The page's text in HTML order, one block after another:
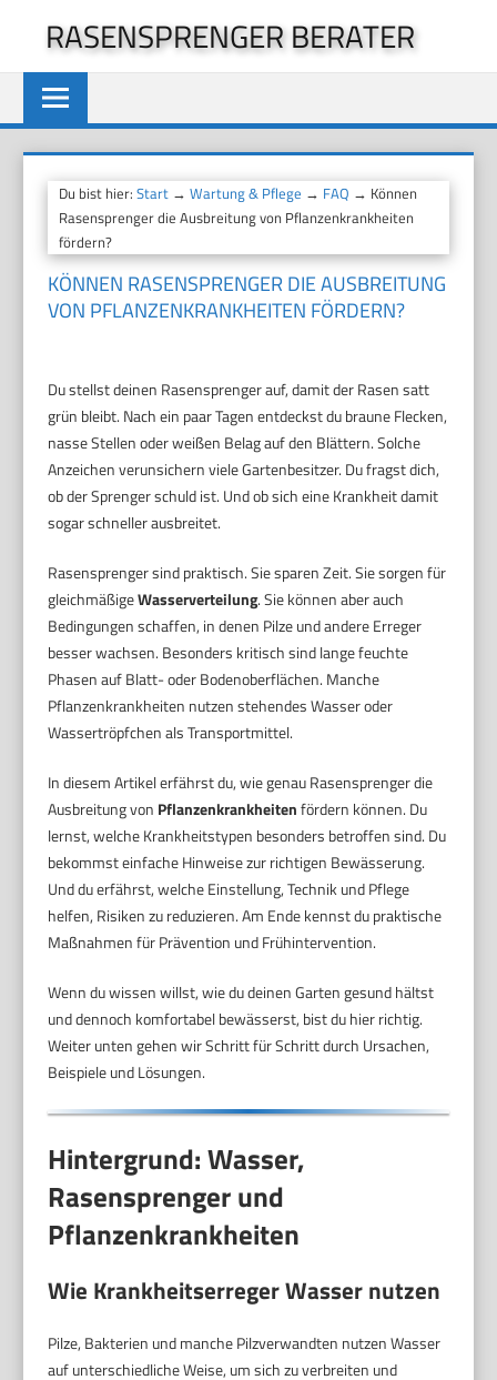
springen
RASENSPRENGER BERATER
Du bist hier:Start →Wartung & Pflege → FAQ → Können
Rasensprenger die Ausbreitung von Pflanzenkrankheiten
fördern?
KÖNNEN RASENSPRENGER DIE AUSBREITUNG
VON PFLANZENKRANKHEITEN FÖRDERN?
Du stellst deinen Rasensprenger auf, damit der Rasen satt
grün bleibt. Nach ein paar Tagen entdeckst du braune Flecken,
nasse Stellen oder weißen Belag auf den Blättern. Solche
Anzeichen verunsichern viele Gartenbesitzer. Du fragst dich,
ob der Sprenger schuld ist. Und ob sich eine Krankheit damit
sogar schneller ausbreitet.
Rasensprenger sind praktisch. Sie sparen Zeit. Sie sorgen für
gleichmäßigeWasserverteilung. Sie können aber auch
Bedingungen schaffen, in denen Pilze und andere Erreger
besser wachsen. Besonders kritisch sind lange feuchte
Phasen auf Blatt- oder Bodenoberflächen. Manche
Pflanzenkrankheiten nutzen stehendes Wasser oder
Wassertröpfchen als Transportmittel.
In diesem Artikel erfährst du, wie genau Rasensprenger die
Ausbreitung von Pflanzenkrankheitenfördern können. Du
lernst, welche Krankheitstypen besonders betroffen sind. Du
bekommst einfache Hinweise zur richtigen Bewässerung.
Und du erfährst, welche Einstellung, Technik und Pflege
helfen, Risiken zu reduzieren. Am Ende kennst du praktische
Maßnahmen für Prävention und Frühintervention.
Wenn du wissen willst, wie du deinen Garten gesund hältst
und dennoch komfortabel bewässerst, bist du hier richtig.
Weiter unten gehen wir Schritt für Schritt durch Ursachen,
Beispiele und Lösungen.
Hintergrund: Wasser,
Rasensprenger und
Pflanzenkrankheiten
Wie Krankheitserreger Wasser nutzen
Pilze, Bakterien und manche Pilzverwandten nutzen Wasser
auf unterschiedliche Weise, um sich zu verbreiten und